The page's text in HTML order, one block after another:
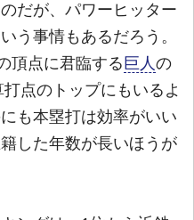
だが、パワーヒッター
う事情もあるだろう。
頂点に君臨する 巨人の
点のトップにもいるよ
も本塁打は効率がいい
した年数が長いほうが